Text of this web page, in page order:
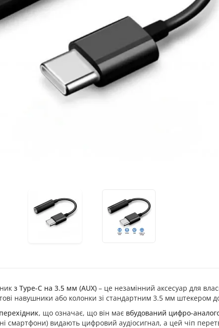
з Type-C на 3.5 мм (AUX) – це незамінний аксесуар для
навушники або колонки зі стандартним 3.5 мм штекером
, що означає, що він має вбудований цифро-
смартфони) видають цифровий аудіосигнал, а цей чіп